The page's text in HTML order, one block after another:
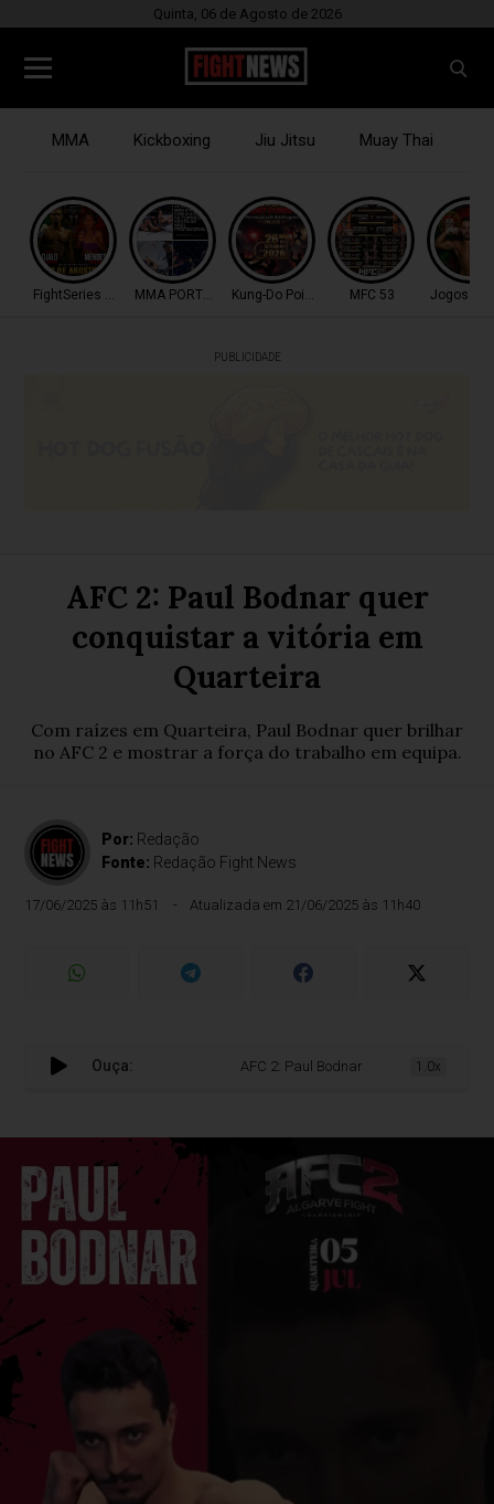
Quinta, 06 de Agosto de 2026
MMA Kickboxing Jiu Jitsu Muay Thai
FightSeries 11 MMA PORTUGALKung-Do Point CombatMFC 53 Jogos
PUBLICIDADE
AFC 2: Paul Bodnar quer
conquistar a vitória em
Quarteira
Com raízes em Quarteira, Paul Bodnar quer brilhar
no AFC 2 e mostrar a força do trabalho em equipa.
Por: Redação
Fonte: Redação Fight News
17/06/2025 às 11h51 Atualizada em 21/06/2025 às 11h40
Ouça: AFC 2: Paul Bodnar quer conquistar a
1.0x